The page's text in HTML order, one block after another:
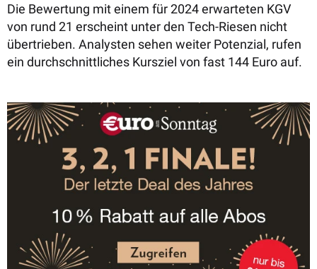
Die Bewertung mit einem für 2024 erwarteten KGV
von rund 21 erscheint unter den Tech-Riesen nicht
übertrieben. Analysten sehen weiter Potenzial, rufen
ein durchschnittliches Kursziel von fast 144 Euro auf.